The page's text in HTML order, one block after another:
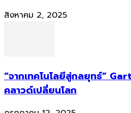
สิงหาคม 2, 2025
“จากเทคโนโลยีสู่กลยุทธ์”
คลาวด์เปลี่ยนโลก